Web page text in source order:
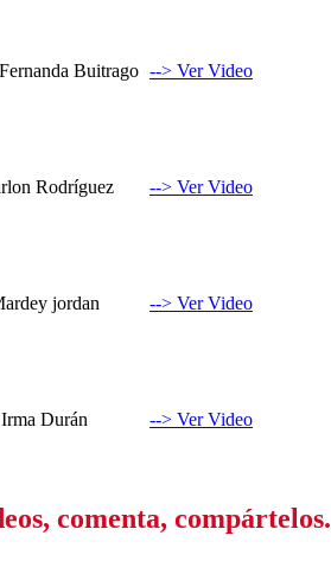
Buitrago --> Ver Video
Rodríguez --> Ver Video
jordan --> Ver Video
Irma Durán --> Ver Video
comenta, compártelos.